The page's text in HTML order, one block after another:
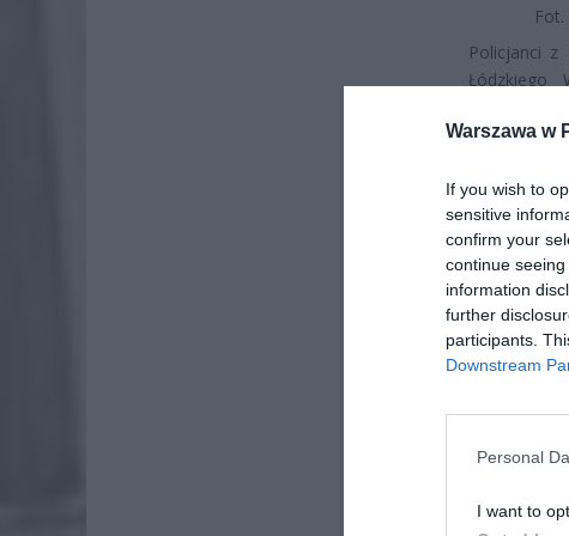
Warszawa w
If you wish to
sensitive
confirm your
continue
information
further
participants.
Downstream
Personal
I want to
Policjanci z
Łódzkiego
wyjaśniają
osoby oraz